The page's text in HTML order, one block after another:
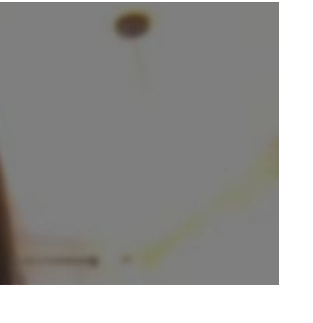
| Les conversations - Yuna Orsini